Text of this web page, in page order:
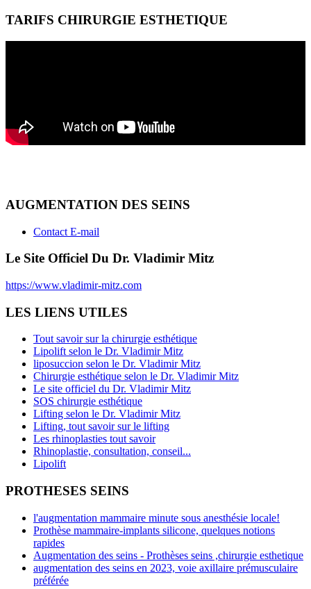
TARIFS CHIRURGIE ESTHETIQUE
AUGMENTATION DES SEINS
Contact E-mail
Le Site Officiel Du Dr. Vladimir Mitz
https://www.vladimir-mitz.com
LES LIENS UTILES
Tout savoir sur la chirurgie esthétique
Lipolift selon le Dr. Vladimir Mitz
liposuccion selon le Dr. Vladimir Mitz
Chirurgie esthétique selon le Dr. Vladimir Mitz
Le site officiel du Dr. Vladimir Mitz
SOS chirurgie esthétique
Lifting selon le Dr. Vladimir Mitz
Lifting, tout savoir sur le lifting
Les rhinoplasties tout savoir
Rhinoplastie, consultation, conseil...
Lipolift
PROTHESES SEINS
l'augmentation mammaire minute sous anesthésie locale!
Prothèse mammaire-implants silicone, quelques notions
rapides
Augmentation des seins - Prothèses seins ,chirurgie esthetique
augmentation des seins en 2023, voie axillaire prémusculaire
préférée